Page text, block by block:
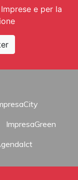
e per la
ImpresaGreen